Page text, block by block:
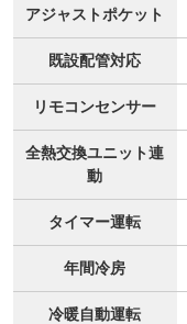
アジャストポケット
既設配管対応
リモコンセンサー
全熱交換ユニット連
動
タイマー運転
年間冷房
冷暖自動運転